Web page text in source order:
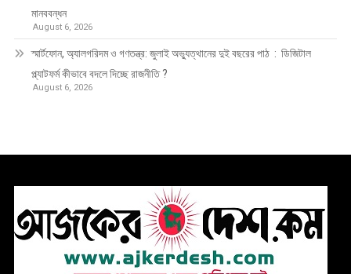
মানববন্ধন
August 6, 2026
স্মার্টফোন, অ্যালগরিদম ও গণতন্ত্র: জুলাই অভ্যুত্থানের দুই বছরের পাঠ : ডিজিটাল
প্ল্যাটফর্ম কীভাবে বদলে দিচ্ছে রাজনীতি ?
August 6, 2026